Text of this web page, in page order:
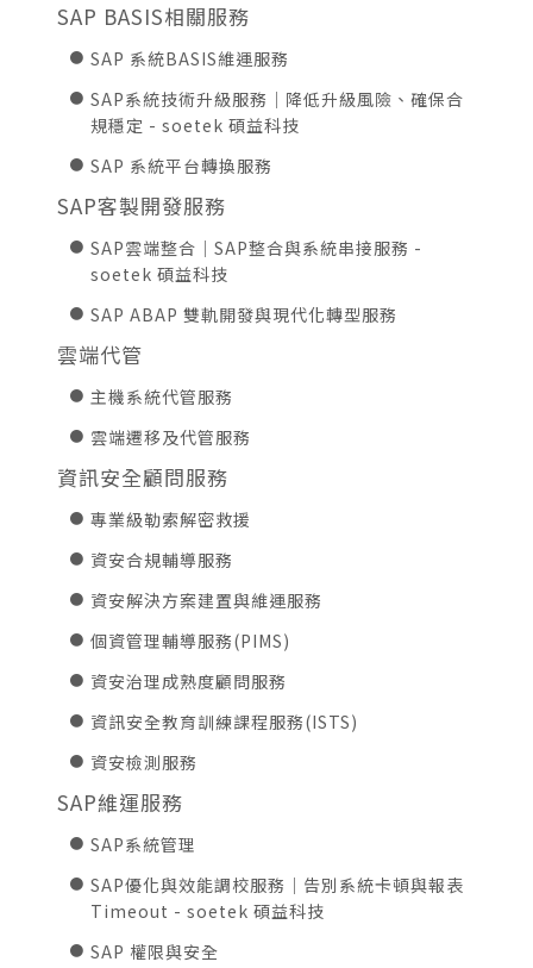
SAP BASIS相關服務
SAP 系統BASIS維運服務
SAP系統技術升級服務｜降低升級風險、確保合
規穩定 - soetek 碩益科技
SAP 系統平台轉換服務
SAP客製開發服務
SAP雲端整合｜SAP整合與系統串接服務 -
soetek 碩益科技
SAP ABAP 雙軌開發與現代化轉型服務
雲端代管
主機系統代管服務
雲端遷移及代管服務
資訊安全顧問服務
專業級勒索解密救援
資安合規輔導服務
資安解決方案建置與維運服務
個資管理輔導服務(PIMS)
資安治理成熟度顧問服務
資訊安全教育訓練課程服務(ISTS)
資安檢測服務
SAP維運服務
SAP系統管理
SAP優化與效能調校服務｜告別系統卡頓與報表
Timeout - soetek 碩益科技
SAP 權限與安全